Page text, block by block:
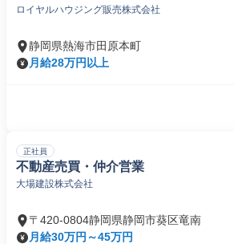
ロイヤルハウジング販売株式会社
静岡県熱海市田原本町
月給28万円以上
正社員
不動産売買・仲介営業
大場建設株式会社
〒420-0804静岡県静岡市葵区竜南
月給30万円～45万円